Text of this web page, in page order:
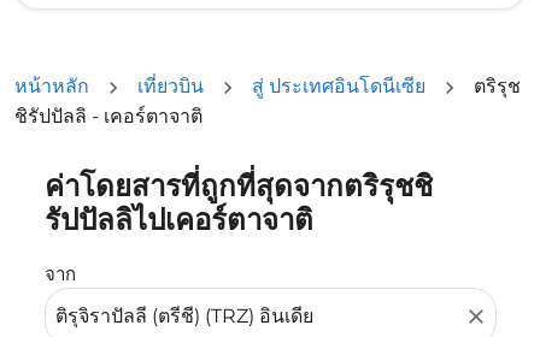
หน้าหลัก เที่ยวบิน สู่ ประเทศอินโดนีเซีย
ตริรุช
ชิรัปปัลลิ - เคอร์ตาจาติ
ค่าโดยสารที่ถูกที่สุดจากตริรุชชิ
รัปปัลลิไปเคอร์ตาจาติ
จาก
close
ลองอัปเดตเส้นทางของคุณ (ต้นทางและ/หรือปลายทาง) หรื